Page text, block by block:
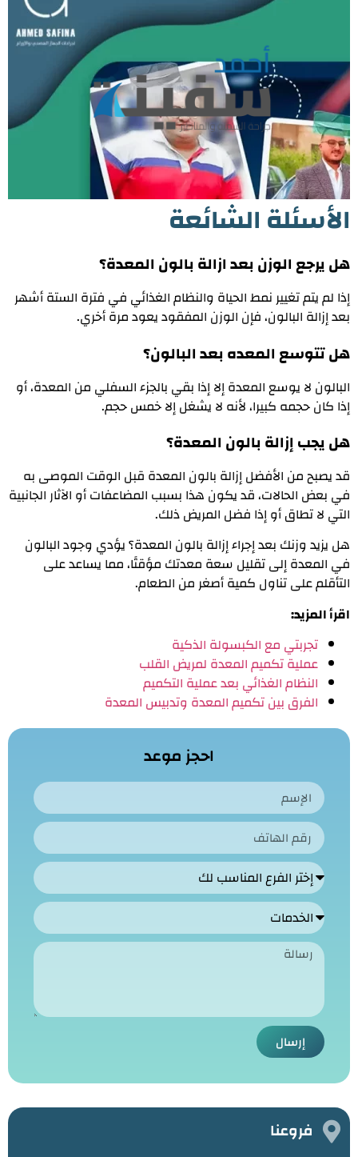
الأسئلة الشائعة
هل يرجع الوزن بعد ازالة بالون المعدة؟
إذا لم يتم تغيير نمط الحياة والنظام الغذائي في فترة الستة أشهر
بعد إزالة البالون، فإن الوزن المفقود يعود مرة أخري.
هل تتوسع المعده بعد البالون؟
البالون لا يوسع المعدة إلا إذا بقي بالجزء السفلي من المعدة، أو
إذا كان حجمه كبيرا، لأنه لا يشغل إلا خمس حجم.
هل يجب إزالة بالون المعدة؟
قد يصبح من الأفضل إزالة بالون المعدة قبل الوقت الموصى به
في بعض الحالات، قد يكون هذا بسبب المضاعفات أو الآثار الجانبية
التي لا تطاق أو إذا فضل المريض ذلك.
هل يزيد وزنك بعد إجراء إزالة بالون المعدة؟ يؤدي وجود البالون
في المعدة إلى تقليل سعة معدتك مؤقتًا، مما يساعد على
التأقلم على تناول كمية أصغر من الطعام.
اقرأ المزيد:
تجربتي مع الكبسولة الذكية
عملية تكميم المعدة لمريض القلب
النظام الغذائي بعد عملية التكميم
الفرق بين تكميم المعدة وتدبيس المعدة
احجز موعد
إرسال
فروعنا